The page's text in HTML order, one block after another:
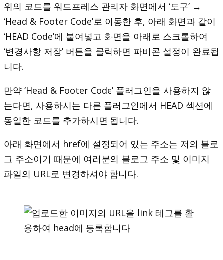
위의 코드를 워드프레스 관리자 화면에서 ‘도구’ →
‘Head & Footer Code’로 이동한 후, 아래 화면과 같이
‘HEAD Code’에 붙여넣고 화면을 아래로 스크롤하여
‘변경사항 저장’ 버튼을 클릭하면 파비콘 설정이 완료됩
니다.
만약 ‘Head & Footer Code’ 플러그인을 사용하지 않
는다면, 사용하시는 다른 플러그인에서 HEAD 섹션에
동일한 코드를 추가하시면 됩니다.
아래 화면에서 href에 설정되어 있는 주소는 저의 블로
그 주소이기 때문에 여러분의 블로그 주소 및 이미지
파일의 URL로 변경하셔야 합니다.